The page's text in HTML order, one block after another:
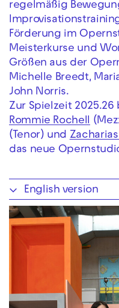
regelmäßig
Förderung im
Meisterkurse und
Größen aus der
Michelle Breedt,
John Norris.
Zur Spielzeit 2025.26
Rommie Rochell
(Tenor) und
das neue
English version